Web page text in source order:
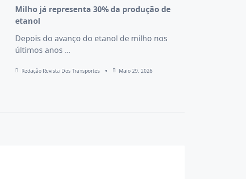
Milho já representa 30% da produção de
etanol
Depois do avanço do etanol de milho nos
últimos anos ...
Redação Revista Dos Transportes Maio 29, 2026